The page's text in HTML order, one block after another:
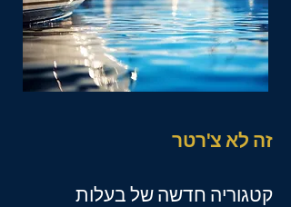
זה לא צ'רטר
קטגוריה חדשה של בעלות